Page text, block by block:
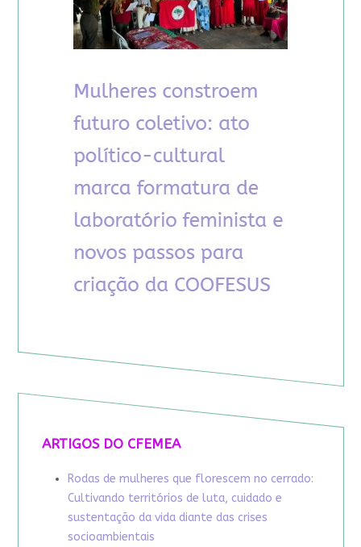
ARTIGOS DO CFEMEA
Rodas de mulheres que florescem no cerrado:
Cultivando territórios de luta, cuidado e
sustentação da vida diante das crises
socioambientais